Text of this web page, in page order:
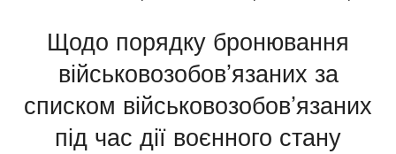
Щодо порядку бронювання
військовозобов’язаних за
списком військовозобов’язаних
під час дії воєнного стану